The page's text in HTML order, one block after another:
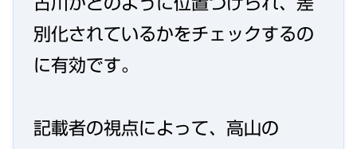
別化されているかをチェックするの
に有効です。
記載者の視点によって、高山の